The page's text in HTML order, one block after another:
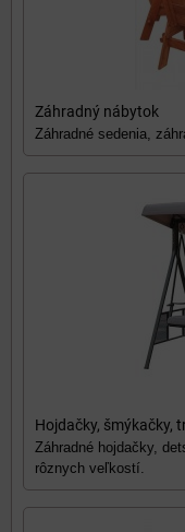
Záhradný nábytok
Záhradné sedenia,
Hojdačky, šmýkačky,
Záhradné hojdačky,
rôznych veľkostí.